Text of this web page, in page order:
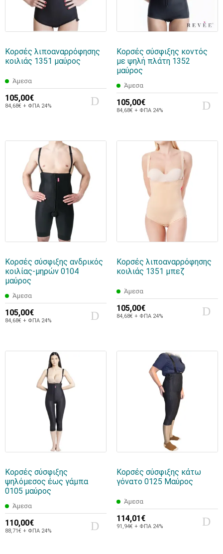
Κορσές λιποαναρρόφησης
κοιλιάς 1351 μαύρος
Άμεσα
105,00€
84,68€ + ΦΠΑ 24%
Κορσές σύσφιξης κοντός
με ψηλή πλάτη 1352
μαύρος
Άμεσα
105,00€
84,68€ + ΦΠΑ 24%
Κορσές σύσφιξης ανδρικός
κοιλίας-μηρών 0104
μαύρος
Άμεσα
105,00€
84,68€ + ΦΠΑ 24%
Κορσές λιποαναρρόφησης
κοιλιάς 1351 μπεζ
Άμεσα
105,00€
84,68€ + ΦΠΑ 24%
Κορσές σύσφιξης
ψηλόμεσος έως γάμπα
0105 μαύρος
Άμεσα
110,00€
88,71€ + ΦΠΑ 24%
Κορσές σύσφιξης κάτω
γόνατο 0125 Μαύρος
Άμεσα
114,01€
91,94€ + ΦΠΑ 24%